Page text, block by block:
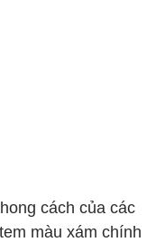
cách của các
màu xám chính